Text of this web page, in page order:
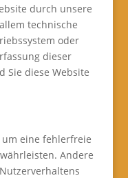
durch unsere
technische
oder
dieser
Sie diese Website
eine fehlerfreie
Andere